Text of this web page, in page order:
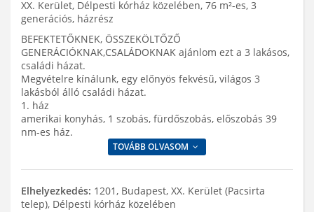
XX. Kerület, Délpesti kórház közelében, 76 m²-es, 3
generációs, házrész
BEFEKTETŐKNEK, ÖSSZEKÖLTŐZŐ
GENERÁCIÓKNAK,CSALÁDOKNAK ajánlom ezt a 3 lakásos,
családi házat.
Megvételre kínálunk, egy előnyös fekvésű, világos 3
lakásból álló családi házat.
1. ház
amerikai konyhás, 1 szobás, fürdőszobás, előszobás 39
nm-es ház.
TOVÁBB OLVASOM
Elhelyezkedés: 1201, Budapest, XX. Kerület (Pacsirta
telep), Délpesti kórház közelében